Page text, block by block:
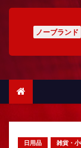
ノーブランド
日用品 雑貨・